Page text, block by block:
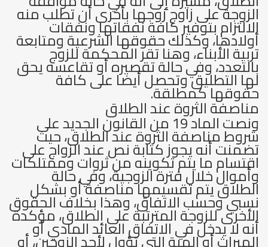
الزوجة على زاوج زوجها بأخرى أن تطلب منه
الالتزام بتوفير كافة نفقاتها ونفقات
أولادها، وكذلك حقوقها الشرعية ومتابعة
تربية الأبناء، وهنا تقر المحكمة للزوج
بالتعدد، وفي حالة تقصيره أو تقاعسه يحق
لها التطليق وتحصل أيضا على كافة
حقوقها كمطلقة.
مناصفة الثروة عند الطلاق
ونصت الماد 19 من القانون الجديد على
شروط مناصفة الثروة عند الطلاق، حيث
تضمنت أنه يجوز كتابة نص عند الزواج على
اقتسام ما يتم تكوينه من ثروات وممتلكات
وأموال خلال فترة الزوجية، وفي حالة
الطلاق يتم تقسيمها مناصفة أو بشكل
نسبي وحسب الاتفاق، وهذا بخلاف الحقوق
الأخرى للزوجة المترتبة على الطلاق، مؤكدة
أنه لا يدخل في الاتفاق العائد المادي أو